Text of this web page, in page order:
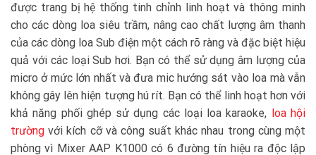
được trang bị hệ thống tinh chỉnh linh hoạt và thông minh
cho các dòng loa siêu trầm, nâng cao chất lượng âm thanh
của các dòng loa Sub điện một cách rõ ràng và đặc biệt hiệu
quả với các loại Sub hơi. Bạn có thể sử dụng âm lượng của
micro ở mức lớn nhất và đưa mic hướng sát vào loa mà vẫn
không gây lên hiện tượng hú rít. Bạn có thể linh hoạt hơn với
khả năng phối ghép sử dụng các loại loa karaoke, loa hội
trường với kích cỡ và công suất khác nhau trong cùng một
phòng vì Mixer AAP K1000 có 6 đường tín hiệu ra độc lập